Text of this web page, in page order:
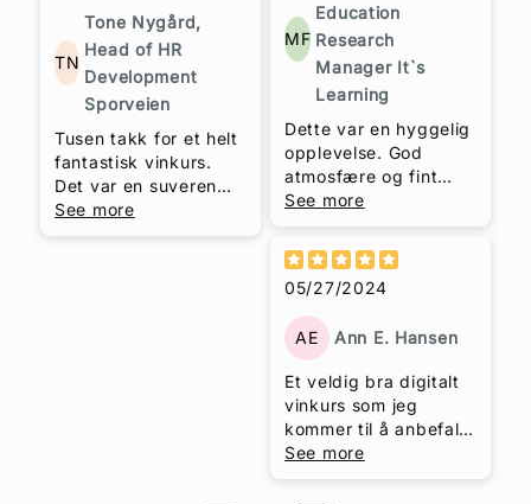
TN
Tone Nygård,
Head of HR
Development
Sporveien
Tusen takk for et helt
fantastisk vinkurs.
Det var en suveren
opplevelse i en rocka
innpakning. Både når
See more
MF
Education
Research
Manager It`s
Learning
Dette var en hyggelig
opplevelse. God
atmosfære og fint
utvalg med viner.
Mange gode tips til
eget kjøp. Særegen
stil og god
formidlingsevne.
See more
05/27/2024
AE Ann E. Hansen
Et veldig bra digitalt
vinkurs som jeg
kommer til å anbefale
til andre.
See more